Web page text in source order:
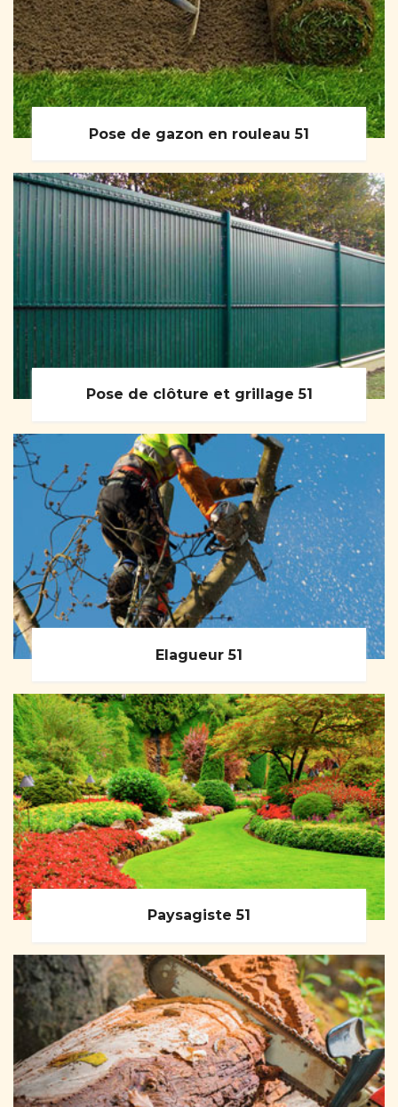
Pose de gazon en rouleau 51
Pose de clôture et grillage 51
Elagueur 51
Paysagiste 51